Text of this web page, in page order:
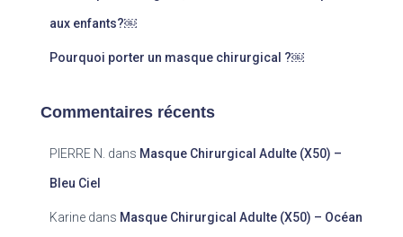
aux enfants?￼
Pourquoi porter un masque chirurgical ?￼
Commentaires récents
PIERRE N. dans Masque Chirurgical Adulte (X50) –
Bleu Ciel
Karine dans Masque Chirurgical Adulte (X50) – Océan